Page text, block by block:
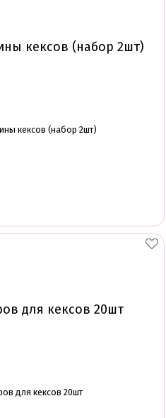
Ангелочки
фото печать
Съедобная печать
Для мужчин
Мультики разные
блестки
Подложки 3,2мм
кексов (набор 2шт)
для кексов 20шт